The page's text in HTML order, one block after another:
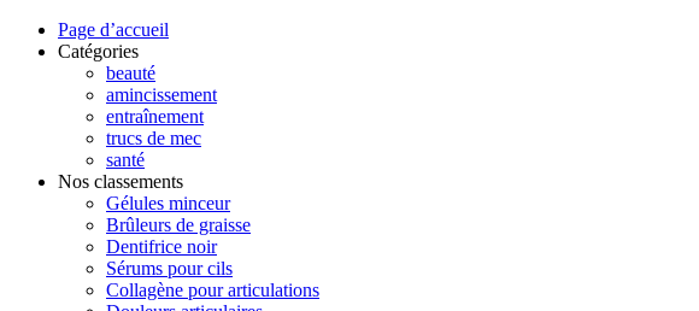
Page d’accueil
Catégories
beauté
amincissement
entraînement
trucs de mec
santé
Nos classements
Gélules minceur
Brûleurs de graisse
Dentifrice noir
Sérums pour cils
Collagène pour articulations